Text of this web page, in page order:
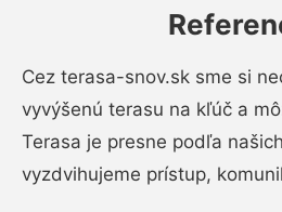
Cez terasa-snov.sk sme si
vyvýšenú terasu na kľúč a
Terasa je presne podľa
vyzdvihujeme prístup,